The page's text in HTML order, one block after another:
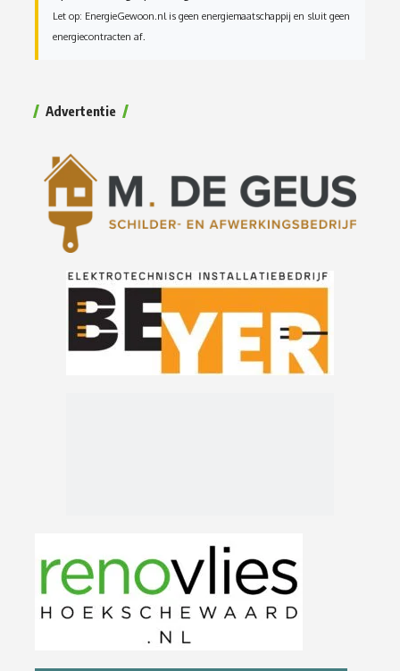
Let op: EnergieGewoon.nl is geen energiemaatschappij en sluit geen
energiecontracten af.
Advertentie